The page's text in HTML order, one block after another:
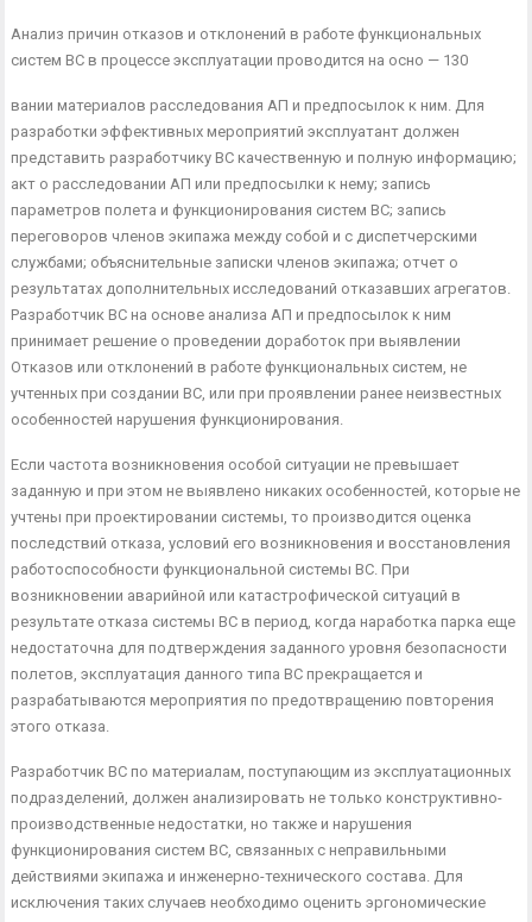
Анализ причин отказов и отклонений в работе функциональ­ных
систем ВС в процессе эксплуатации проводится на осно — 130
вании материалов расследования АП и предпосылок к ним. Для
разработки эффективных мероприятий эксплуатант должен
представить разработчику ВС качественную и полную инфор­мацию;
акт о расследовании АП или предпосылки к нему; за­пись
параметров полета и функционирования систем ВС; запись
переговоров членов экипажа между собой и с диспетчерскими
службами; объяснительные записки членов экипажа; отчет о
результатах дополнительных исследований отказавших агрега­тов.
Разработчик ВС на основе анализа АП и предпосылок к ним
принимает решение о проведении доработок при выявле­нии
Отказов или отклонений в работе функциональных систем, не
учтенных при создании ВС, или при проявлении ранее неиз­вестных
особенностей нарушения функционирования.
Если частота возникновения особой ситуации не превышает
заданную и при этом не выявлено никаких особенностей, кото­рые не
учтены при проектировании системы, то производится оценка
последствий отказа, условий его возникновения и вос­становления
работоспособности функциональной системы ВС. При
возникновении аварийной или катастрофической ситуаций в
результате отказа системы ВС в период, когда наработка парка еще
недостаточна для подтверждения заданного уровня безопасности
полетов, эксплуатация данного типа ВС прекра­щается и
разрабатываются мероприятия по предотвращению повторения
этого отказа.
Разработчик ВС по материалам, поступающим из эксплуата­ционных
подразделений, должен анализировать не только кон­структивно-
производственные недостатки, но также и наруше­ния
функционирования систем ВС, связанных с неправильными
действиями экипажа и инженерно-технического состава. Для
исключения таких случаев необходимо оценить эргономические